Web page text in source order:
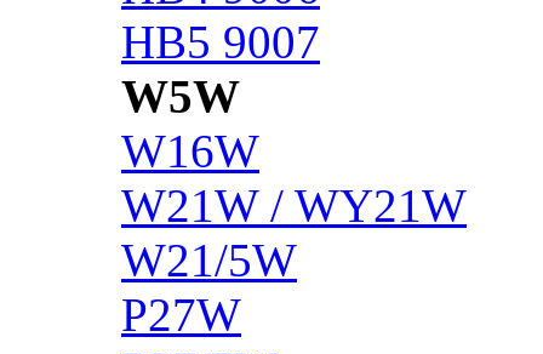
HB5 9007
W5W
W16W
W21W / WY21W
W21/5W
P27W